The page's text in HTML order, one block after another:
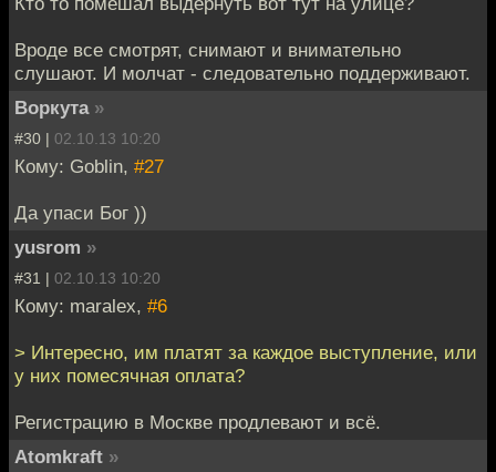
Вроде все смотрят, снимают и внимательно
слушают. И молчат - следовательно поддерживают.
Воркута »
#30 | 02.10.13 10:20
Кому: Goblin, #27
Да упаси Бог ))
yusrom »
#31 | 02.10.13 10:20
Кому: maralex, #6
> Интересно, им платят за каждое выступление, или
у них помесячная оплата?
Регистрацию в Москве продлевают и всё.
Atomkraft »